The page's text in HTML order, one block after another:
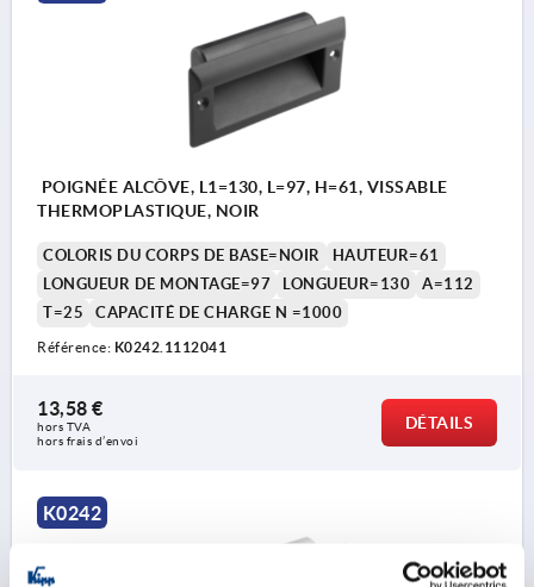
POIGNÉE ALCÔVE, L1=130, L=97, H=61, VISSABLE
THERMOPLASTIQUE, NOIR
COLORIS DU CORPS DE BASE=NOIR
HAUTEUR=61
LONGUEUR DE MONTAGE=97
LONGUEUR=130
A=112
T=25
CAPACITÉ DE CHARGE N =1000
Référence: K0242.1112041
13,58 €
hors TVA
hors frais d’envoi
DÉTAILS
K0242